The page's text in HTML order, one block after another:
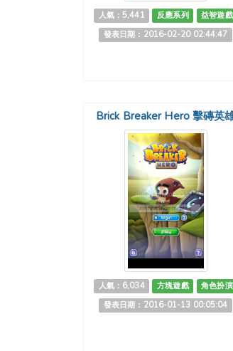
人氣：5,441 反應系列
益智遊戲
發表日期：2016-02-20 02:44:47
Brick Breaker Hero 擊磚英
人氣：6,034 方塊遊戲
角色扮演
發表日期：2016-01-13 00:05:04